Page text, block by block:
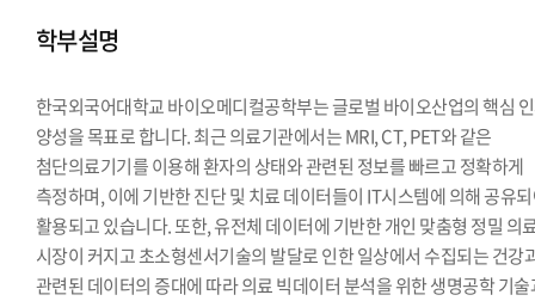
학부설명
한국외국어대학교 바이오메디컬공학부는 글로벌 바이오산업의 핵심
양성을 목표로 합니다. 최근 의료기관에서는 MRI, CT, PET와 같은
첨단의료기기를 이용해 환자의 상태와 관련된 정보를 빠르고 정확하게
측정하며, 이에 기반한 진단 및 치료 데이터들이 IT시스템에 의해 공유
활용되고 있습니다. 또한, 유전체 데이터에 기반한 개인 맞춤형 정밀 의
시장이 커지고 초소형센서기술의 발달로 인한 일상에서 수집되는 건강
관련된 데이터의 증대에 따라 의료 빅데이터 분석을 위한 생명공학 기